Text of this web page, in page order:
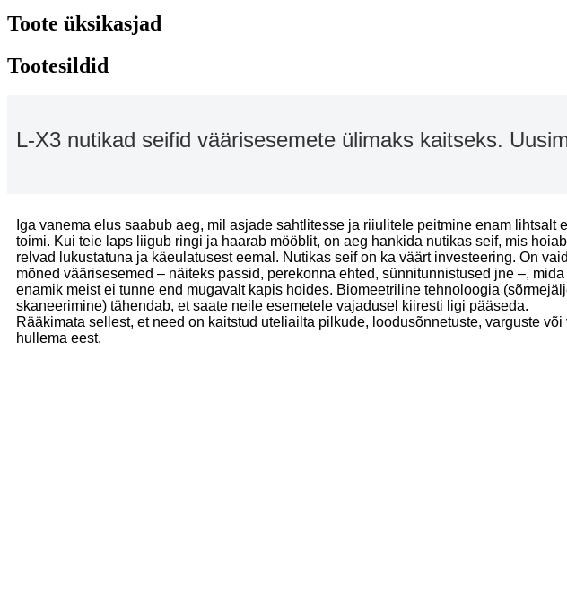
Toote üksikasjad
Tootesildid
L-X3 nutikad seifid väärisesemete ülimaks kaitseks.
Iga vanema elus saabub aeg, mil asjade sahtlitesse ja riiulitele peitmine enam lihtsalt
toimi. Kui teie laps liigub ringi ja haarab mööblit, on aeg hankida nutikas seif, mis
relvad lukustatuna ja käeulatusest eemal. Nutikas seif on ka väärt investeering. On vaid
mõned väärisesemed – näiteks passid, perekonna ehted, sünnitunnistused jne –, mida
enamik meist ei tunne end mugavalt kapis hoides. Biomeetriline tehnoloogia
skaneerimine) tähendab, et saate neile esemetele vajadusel kiiresti ligi pääseda.
Rääkimata sellest, et need on kaitstud uteliailta pilkude, loodusõnnetuste, varguste või
hullema eest.